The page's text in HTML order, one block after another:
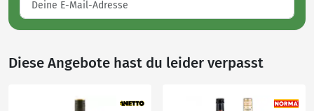
Diese Angebote hast du leider verpasst